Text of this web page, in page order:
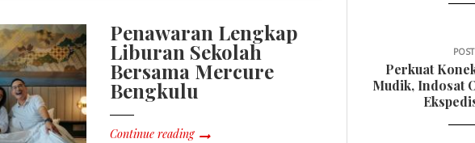
Penawaran Lengkap
Liburan Sekolah
Bersama Mercure
Bengkulu
Continue reading
Perkuat
Mudik, Indosat